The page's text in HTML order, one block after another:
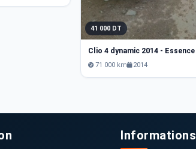
41 000 DT
Clio 4 dynamic 2014 - Essence
71 000 km 2014
Informations